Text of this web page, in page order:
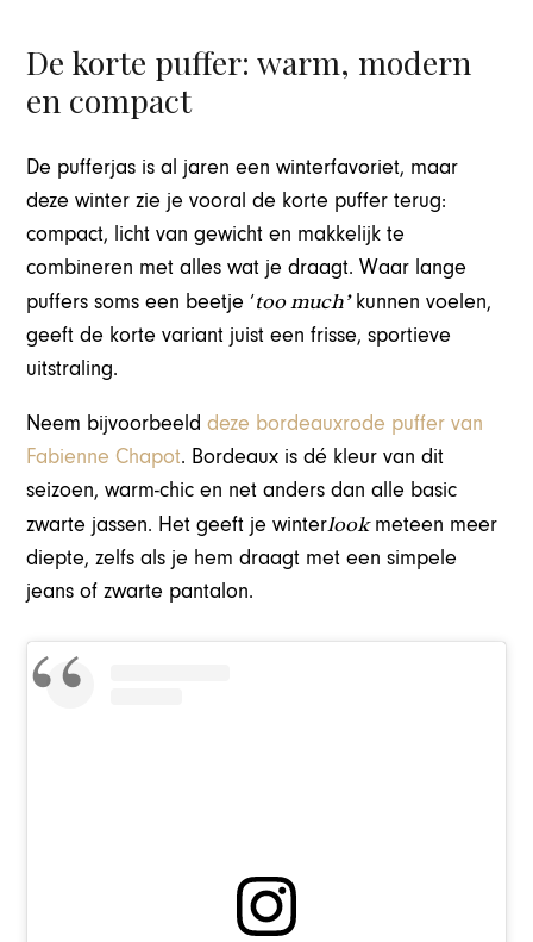
De korte puffer: warm, modern
en compact
De pufferjas is al jaren een winterfavoriet, maar
deze winter zie je vooral de korte puffer terug:
compact, licht van gewicht en makkelijk te
combineren met alles wat je draagt. Waar lange
puffers soms een beetje ‘too much’kunnen voelen,
geeft de korte variant juist een frisse, sportieve
uitstraling.
Neem bijvoorbeelddeze bordeauxrode puffer van
Fabienne Chapot. Bordeaux is dé kleur van dit
seizoen, warm-chic en net anders dan alle basic
zwarte jassen. Het geeft je winterlookmeteen meer
diepte, zelfs als je hem draagt met een simpele
jeans of zwarte pantalon.